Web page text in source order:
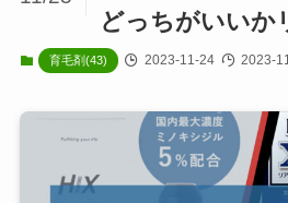
どっちがいいか
育毛剤(43) 2023-11-24 2023-